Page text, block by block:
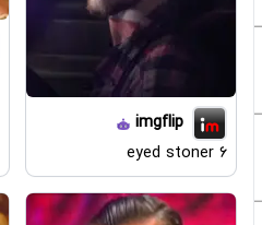
imgflip
6 eyed stoner